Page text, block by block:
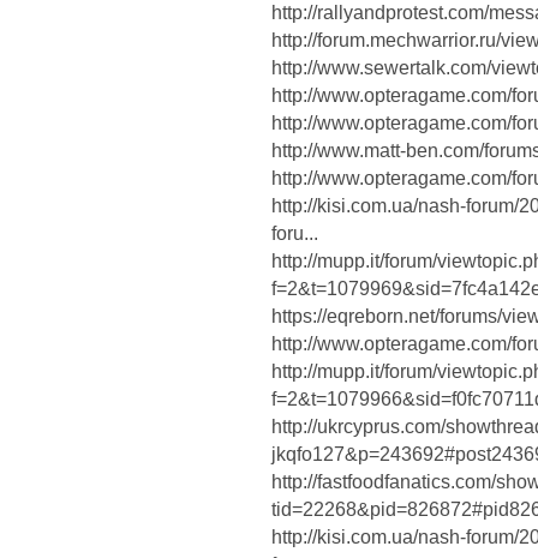
http://rallyandprotest.com/
http://forum.mechwarrior.ru/
http://www.sewertalk.com/
http://www.opteragame.com/
http://www.opteragame.com/
http://www.matt-ben.com/
http://www.opteragame.com/
http://kisi.com.ua/nash-forum/
foru...
http://mupp.it/forum/
https://eqreborn.net/forums/
http://www.opteragame.com/
http://mupp.it/forum/
http://ukrcyprus.com/
http://fastfoodfanatics.com/
http://kisi.com.ua/nash-forum/